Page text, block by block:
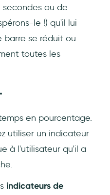
ou de
le !) qu'il lui
barre se réduit ou
toutes les
en pourcentage.
utiliser un indicateur
à l'utilisateur qu'il a
indicateurs de